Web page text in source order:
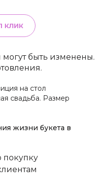
КЛИК
быть изменены.
на стол
свадьба. Размер
жизни букета в